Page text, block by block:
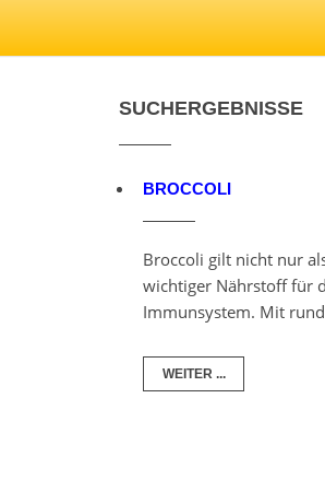
SUCHERGEBNISSE
BROCCOLI
Broccoli gilt nicht nur
wichtiger Nährstoff für
Immunsystem. Mit
WEITER ...